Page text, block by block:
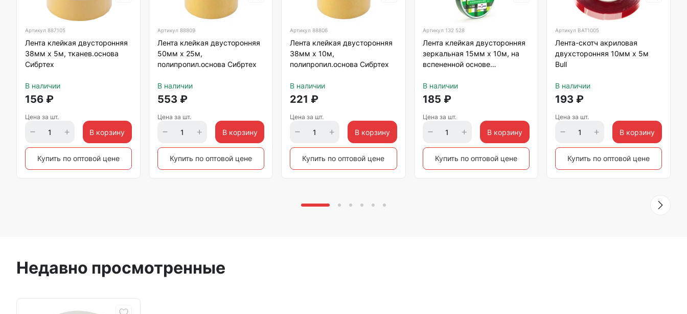
Артикул 887105
Лента клейкая двусторонняя
38мм х 5м, тканев.основа
Сибртех
В наличии
156 ₽
Цена за шт.
В корзину
Купить по оптовой цене
Артикул88809
Лента клейкая двусторонняя
50мм х 25м,
полипропил.основа Сибртех
В наличии
553 ₽
Цена за шт.
В корзину
Купить по оптовой цене
Артикул88806
Лента клейкая двусторонняя
38мм х 10м,
полипропил.основа Сибртех
В наличии
221 ₽
Цена за шт.
В корзину
Купить по оптовой цене
Артикул 132 528
Лента клейкая двусторонняя
зеркальная 15мм х 10м, на
вспененной основе
В наличии
185 ₽
Цена за шт.
В корзину
Купить по оптовой цене
Артикул BAT1005
Лента-скотч акриловая
двухсторонняя 10мм х 5м
Bull
В наличии
193 ₽
Цена за шт.
В корзину
Купить по оптовой цене
Недавно просмотренные